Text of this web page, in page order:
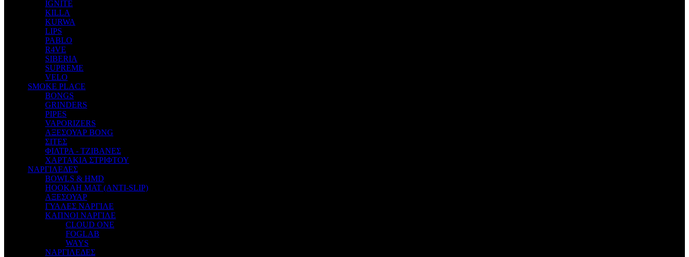
IGNITE
KILLA
KURWA
LIPS
PABLO
R4VE
SIBERIA
SUPREME
VELO
SMOKE PLACE
BONGS
GRINDERS
PIPES
VAPORIZERS
ΑΞΕΣΟΥΑΡ BONG
ΣΙΤΕΣ
ΦΙΛΤΡΑ - ΤΖΙΒΑΝΕΣ
ΧΑΡΤΑΚΙΑ ΣΤΡΙΦΤΟΥ
ΝΑΡΓΙΛΕΔΕΣ
BOWLS & HMD
HOOKAH MAT (ANTI-SLIP)
ΑΞΕΣΟΥΑΡ
ΓΥΑΛΕΣ ΝΑΡΓΙΛΕ
ΚΑΠΝΟΙ ΝΑΡΓΙΛΕ
CLOUD ONE
FOGLAB
WAYS
ΝΑΡΓΙΛΕΔΕΣ